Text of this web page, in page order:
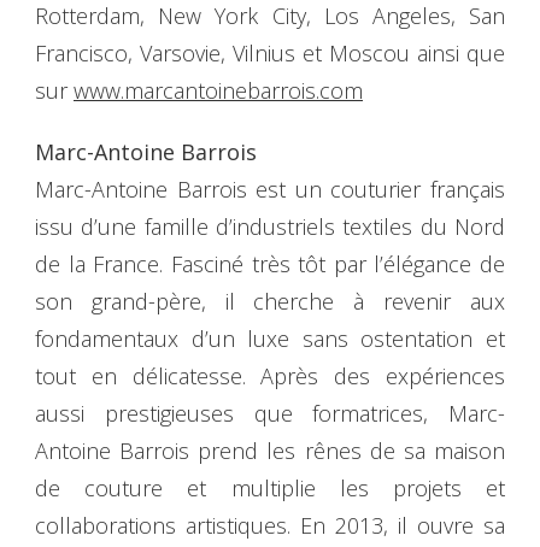
Rotterdam, New York City, Los Angeles, San
Francisco, Varsovie, Vilnius et Moscou ainsi que
surwww.marcantoinebarrois.com
Marc-Antoine Barrois
Marc-Antoine Barrois est un couturier français
issu d’une famille d’industriels textiles du Nord
de la France. Fasciné très tôt par l’élégance de
son grand-père, il cherche à revenir aux
fondamentaux d’un luxe sans ostentation et
tout en délicatesse. Après des expériences
aussi prestigieuses que formatrices, Marc-
Antoine Barrois prend les rênes de sa maison
de couture et multiplie les projets et
collaborations artistiques. En 2013, il ouvre sa